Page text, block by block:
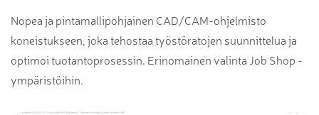
Nopea ja pintamallipohjainen CAD/CAM-ohjelmisto
koneistukseen, joka tehostaa työstöratojen suunnittelua ja
optimoi tuotantoprosessin. Erinomainen valinta Job Shop -
ympäristöihin.